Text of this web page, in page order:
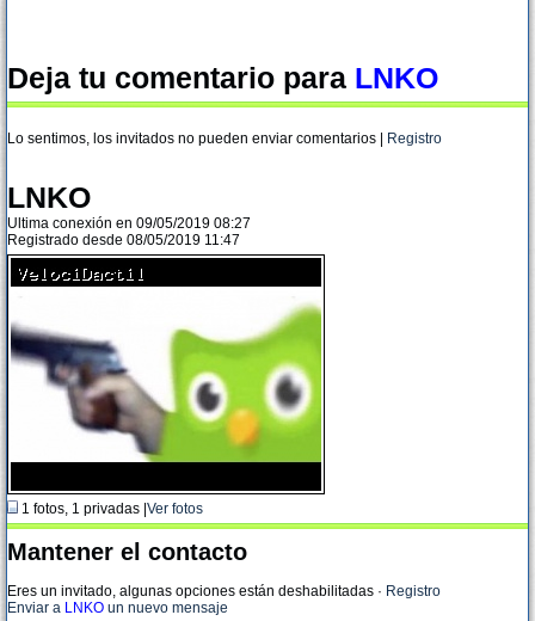
Deja tu comentario para LNKO
Lo sentimos, los invitados no pueden enviar comentarios | Registro
LNKO
Ultima conexión en 09/05/2019 08:27
Registrado desde 08/05/2019 11:47
1 fotos, 1 privadas | Ver fotos
Mantener el contacto
Eres un invitado, algunas opciones están deshabilitadas · Registro
Enviar a LNKO un nuevo mensaje